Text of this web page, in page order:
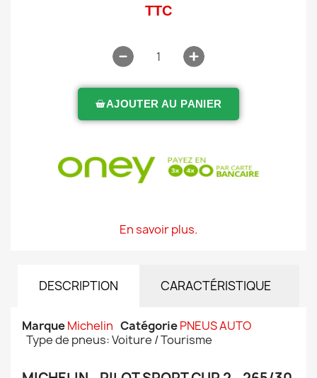
TTC
AJOUTER AU PANIER
En savoir plus.
DESCRIPTION CARACTÉRISTIQUE
MarqueMichelin CatégoriePNEUS AUTO
Type de pneus: Voiture / Tourisme